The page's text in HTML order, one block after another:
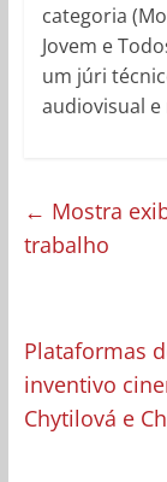
categoria
Jovem e
um júri
audiovisual
← Mostra
trabalho
Plataformas
inventivo
Chytilová e